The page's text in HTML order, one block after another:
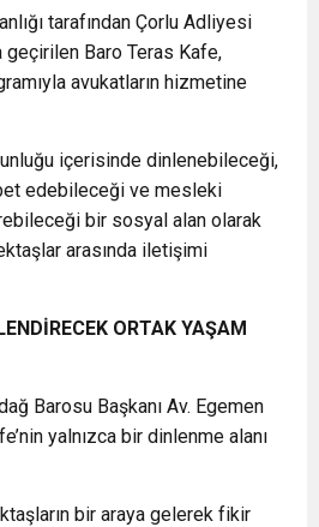
tarafından Çorlu Adliyesi
geçirilen Baro Teras Kafe,
avukatların hizmetine
içerisinde dinlenebileceği,
edebileceği ve mesleki
bir sosyal alan olarak
arasında iletişimi
ORTAK YAŞAM
Barosu Başkanı Av. Egemen
yalnızca bir dinlenme alanı
bir araya gelerek fikir